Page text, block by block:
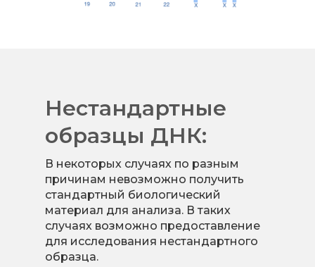
Нестандартные
образцы ДНК:
В некоторых случаях по разным
причинам невозможно получить
стандартный биологический
материал для анализа. В таких
случаях возможно предоставление
для исследования нестандартного
образца.